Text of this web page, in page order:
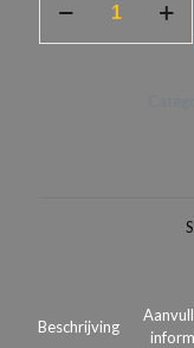
Heavy
Beschrijving